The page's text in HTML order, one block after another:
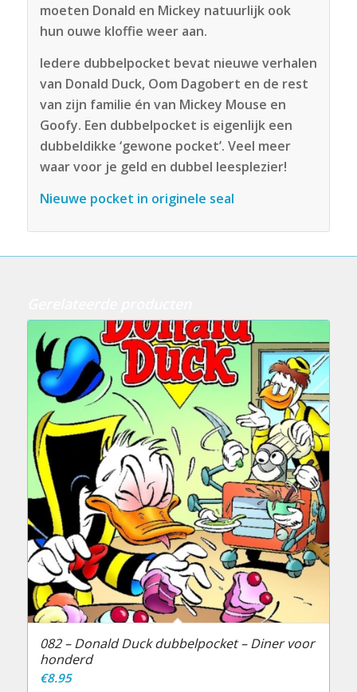
moeten Donald en Mickey natuurlijk ook
hun ouwe kloffie weer aan.
Iedere dubbelpocket bevat nieuwe verhalen
van Donald Duck, Oom Dagobert en de rest
van zijn familie én van Mickey Mouse en
Goofy. Een dubbelpocket is eigenlijk een
dubbeldikke ‘gewone pocket’. Veel meer
waar voor je geld en dubbel leesplezier!
Nieuwe pocket in originele seal
082 – Donald Duck dubbelpocket – Diner voor
honderd
€8.95